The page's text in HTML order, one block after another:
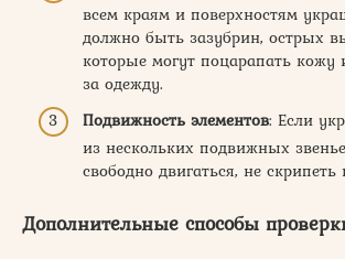
всем краям и поверхностям
должно быть зазубрин, острых
которые могут поцарапать кожу
за одежду.
Подвижность элементов: Если
из нескольких подвижных
свободно двигаться, не скрипеть
Дополнительные способы